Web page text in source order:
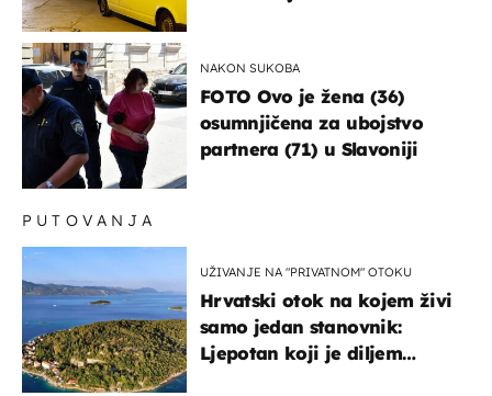
NAKON SUKOBA
FOTO Ovo je žena (36)
osumnjičena za ubojstvo
partnera (71) u Slavoniji
PUTOVANJA
UŽIVANJE NA "PRIVATNOM" OTOKU
Hrvatski otok na kojem živi
samo jedan stanovnik:
Ljepotan koji je diljem